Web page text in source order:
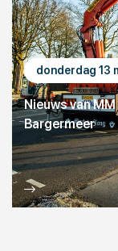
donderdag 13
Nieuws van
Bargermeer